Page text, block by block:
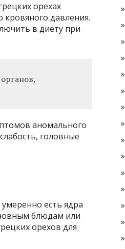
орехах
давления.
в диету при
аномального
головные
есть ядра
блюдам или
орехов для